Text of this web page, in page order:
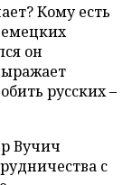
Кому есть
он
русских –
Вучич
с